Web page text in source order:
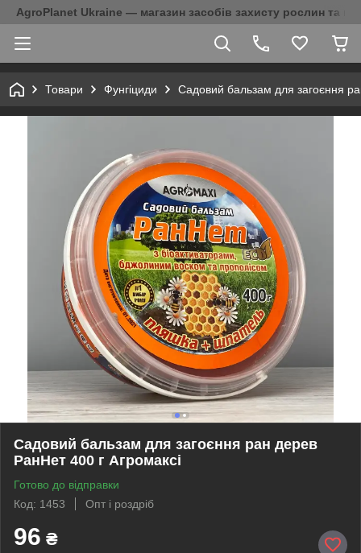
AgroPlanet Ukraine — магазин засобів захисту рослин та
Товари Фунгіциди Садовий бальзам для загоєння
Садовий бальзам для загоєння ран дерев
РанНет 400 г Агромаксі
Готово до відправки
Код: 1453
Опт і роздріб
96 ₴